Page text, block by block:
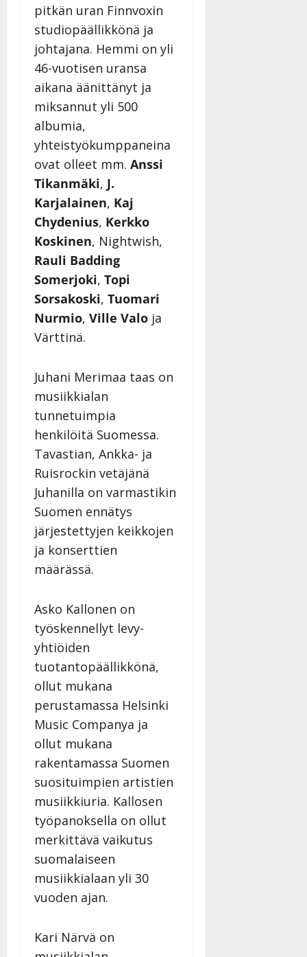
pitkän uran Finnvoxin
studiopäällikkönä ja
johtajana. Hemmi on yli
46-vuotisen uransa
aikana äänittänyt ja
miksannut yli 500
albumia,
yhteistyökumppaneina
ovat olleet mm. Anssi
Tikanmäki, J.
Karjalainen, Kaj
Chydenius, Kerkko
Koskinen, Nightwish,
Rauli Badding
Somerjoki, Topi
Sorsakoski, Tuomari
Nurmio, Ville Valo ja
Värttinä.
Juhani Merimaa taas on
musiikkialan
tunnetuimpia
henkilöitä Suomessa.
Tavastian, Ankka- ja
Ruisrockin vetäjänä
Juhanilla on varmastikin
Suomen ennätys
järjestettyjen keikkojen
ja konserttien
määrässä.
Asko Kallonen on
työskennellyt levy-
yhtiöiden
tuotantopäällikkönä,
ollut mukana
perustamassa Helsinki
Music Companya ja
ollut mukana
rakentamassa Suomen
suosituimpien artistien
musiikkiuria. Kallosen
työpanoksella on ollut
merkittävä vaikutus
suomalaiseen
musiikkialaan yli 30
vuoden ajan.
Kari Närvä on